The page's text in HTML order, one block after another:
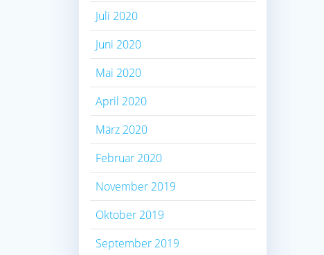
Juli 2020
Juni 2020
Mai 2020
April 2020
März 2020
Februar 2020
November 2019
Oktober 2019
September 2019